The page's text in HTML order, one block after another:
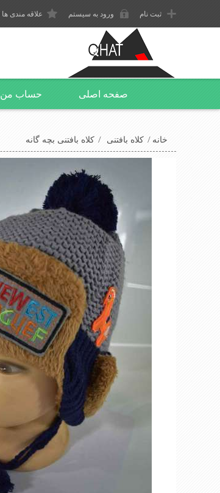
ثبت نام ورود به سیستم علاقه مندی ها
صفحه اصلی حساب من
خانه / کلاه بافتنی / کلاه بافتنی بچه گانه